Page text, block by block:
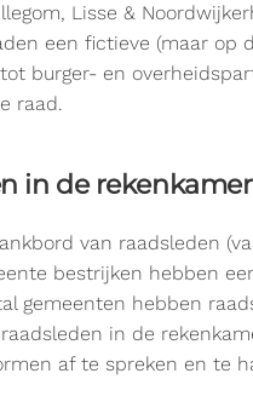
Lisse &
een fictieve (maar op
burger- en
raad.
in de rekenkamer
van raadsleden
bestrijken hebben
gemeenten hebben
in de
af te spreken en te